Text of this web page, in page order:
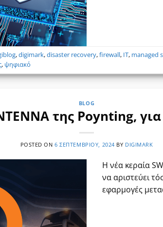
,digimark,disaster recovery,firewall, IT, managed
, ψηφιακό
BLOG
της Poynting,
POSTED ON6 ΣΕΠΤΕΜΒΡΊΟΥ, 2024 BY DIGIMARK
Η νέα κεραία
να αριστεύει
εφαρμογές